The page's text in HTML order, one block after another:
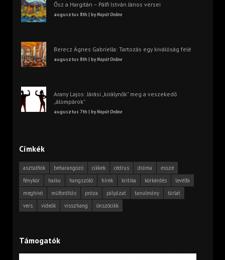
Ősz a Hargitán – Pálfi István János versei
augusztus 8th | byNapút Online
Berecz Ágnes Gabriella: Tartozás egy kiválóság felé
augusztus 8th | byNapút Online
Arany Lajos: Járási „királynők” meg a veszekedő
„álompárok”
augusztus 7th | byNapút Online
Címkék
asztalfiók beharangozó cikkek cédrus dráma
esszé
fénykör
haiku hangszóló hírek kritika körkérdés
levélfa
meghívó
műfordítás próza pályázat tanulmány
tárlat
vers
videók visszhang önszócikk
Támogatók